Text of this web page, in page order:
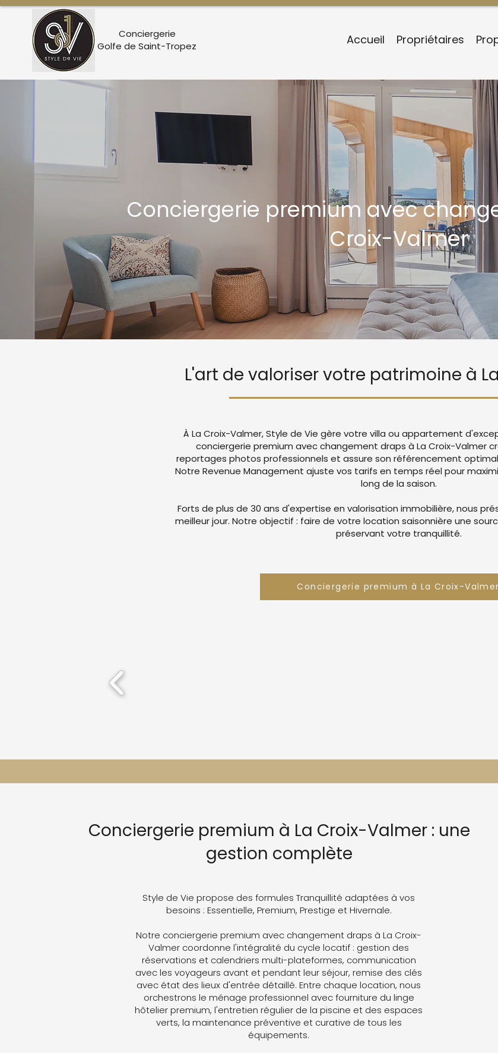
Conciergerie
Golfe de Saint-Tropez
Accueil Propriétaires
Conciergerie premium avec
Croix-Valmer
L'art de valoriser votre patrimoine à
À La Croix-Valmer, Style de Vie gère votre villa ou appartement
conciergerie premium avec changement draps à La Croix-Valmer
reportages photos professionnels et assure son référencement
Notre Revenue Management ajuste vos tarifs en temps réel pour
long de la saison.
Forts de plus de 30 ans d'expertise en valorisation immobilière, nous
meilleur jour. Notre objectif : faire de votre location saisonnière une
préservant votre tranquillité.
Conciergerie premium à La Croix-Valmer
Conciergerie premium à La Croix-Valmer : une
gestion complète
Style de Vie propose des formules Tranquillité adaptées à vos
besoins : Essentielle, Premium, Prestige et Hivernale.
Notre conciergerie premium avec changement draps à La Croix-
Valmer coordonne l'intégralité du cycle locatif : gestion des
réservations et calendriers multi-plateformes, communication
avec les voyageurs avant et pendant leur séjour, remise des clés
avec état des lieux d'entrée détaillé. Entre chaque location, nous
orchestrons le ménage professionnel avec fourniture du linge
hôtelier premium, l'entretien régulier de la piscine et des espaces
verts, la maintenance préventive et curative de tous les
équipements.